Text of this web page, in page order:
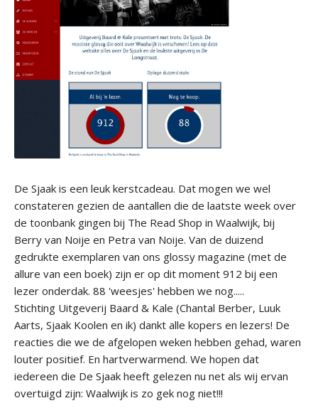
De Sjaak is een leuk kerstcadeau. Dat mogen we wel
constateren gezien de aantallen die de laatste week over
de toonbank gingen bij The Read Shop in Waalwijk, bij
Berry van Noije en Petra van Noije. Van de duizend
gedrukte exemplaren van ons glossy magazine (met de
allure van een boek) zijn er op dit moment 912 bij een
lezer onderdak. 88 'weesjes' hebben we nog.....
Stichting Uitgeverij Baard & Kale (Chantal Berber, Luuk
Aarts, Sjaak Koolen en ik) dankt alle kopers en lezers! De
reacties die we de afgelopen weken hebben gehad, waren
louter positief. En hartverwarmend. We hopen dat
iedereen die De Sjaak heeft gelezen nu net als wij ervan
overtuigd zijn: Waalwijk is zo gek nog niet!!!